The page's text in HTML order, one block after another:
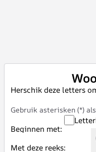
Herschik deze letters
Gebruik asterisken (*)
Beginnen met:
Met deze reeks: